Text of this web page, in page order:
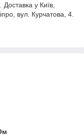
Доставка у Київ,
вул. Курчатова, 4.